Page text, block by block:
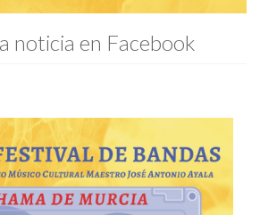
noticia en Facebook